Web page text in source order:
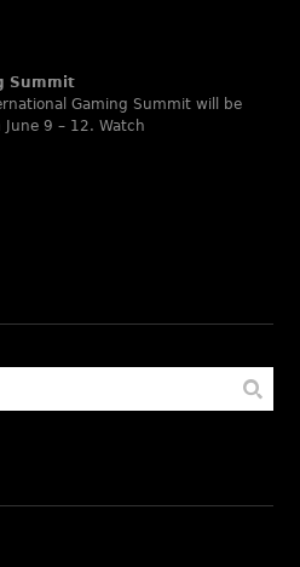
Summit
Gaming Summit will be
June 9 – 12. Watch